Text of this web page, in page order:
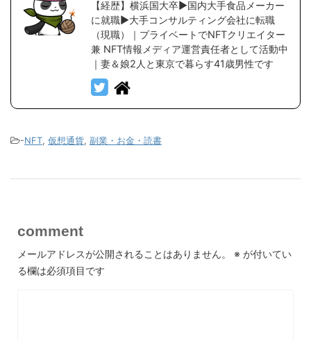
【経歴】横浜国大卒▶︎国内大手食品メーカー
に就職▶︎大手コンサルティング会社に転職
（現職）｜プライベートでNFTクリエイター
兼 NFT情報メディア運営責任者として活動中
｜妻＆娘2人と東京で暮らす41歳男性です
-NFT, 仮想通貨, 副業・お金・読書
comment
メールアドレスが公開されることはありません。 ※ が付いてい
る欄は必須項目です